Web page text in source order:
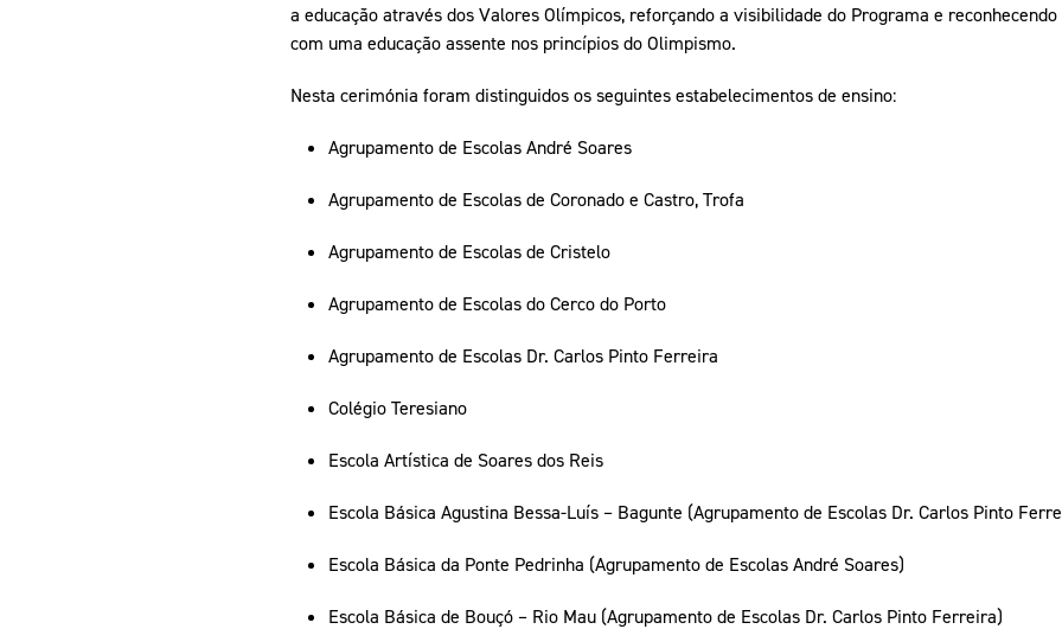
a educação através dos Valores Olímpicos, reforçando a visibilidade do Programa e
com uma educação assente nos princípios do Olimpismo.
Nesta cerimónia foram distinguidos os seguintes estabelecimentos de ensino:
Agrupamento de Escolas André Soares
Agrupamento de Escolas de Coronado e Castro, Trofa
Agrupamento de Escolas de Cristelo
Agrupamento de Escolas do Cerco do Porto
Agrupamento de Escolas Dr. Carlos Pinto Ferreira
Colégio Teresiano
Escola Artística de Soares dos Reis
Escola Básica Agustina Bessa-Luís – Bagunte (Agrupamento de Escolas Dr. Carlos Pinto
Escola Básica da Ponte Pedrinha (Agrupamento de Escolas André Soares)
Escola Básica de Bouçó – Rio Mau (Agrupamento de Escolas Dr. Carlos Pinto Ferreira)